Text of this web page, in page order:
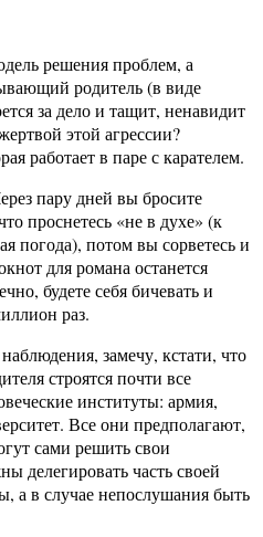
решения проблем, а
родитель (в виде
за дело и тащит, ненавидит
этой агрессии?
работает в паре с карателем.
пару дней вы бросите
проснетесь «не в духе» (к
погода), потом вы сорветесь и
для романа останется
будете себя бичевать и
раз.
замечу, кстати, что
строятся почти все
институты: армия,
Все они предполагают,
сами решить свои
делегировать часть своей
а в случае непослушания быть